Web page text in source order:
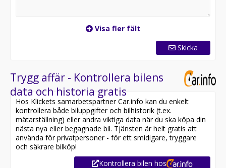
- Tenoritgrå - metalliclacklack
ser fram emot att välkomna både nya och gamla kunder
till vår moderna bilhall.
Videosamtal & Trygg distansaffär
För dig som inte har möjlighet att besöka oss fysiskt
erbjuder vi videosamtal med en av våra säljare. Under
samtalet går vi noggrant igenom bilen tillsammans,
vilket ger dig trygghet att kunna genomföra ett bilköp
på distans. Vi erbjuder dessutom hemleverans i hela
Sverige, och kan även hämta upp din inbytesbil i
Visa fler fält
Skicka
Trygg affär - Kontrollera bilens
data och historia gratis
Hos Klickets samarbetspartner Car.info kan du enkelt
kontrollera både biluppgifter och bilhistorik (t.ex.
mätarställning) eller andra viktiga data när du ska köpa din
nästa nya eller begagnade bil. Tjänsten är helt gratis att
använda för privatpersoner - för ett smidigare, tryggare
och säkrare bilköp!
Kontrollera bilen hos